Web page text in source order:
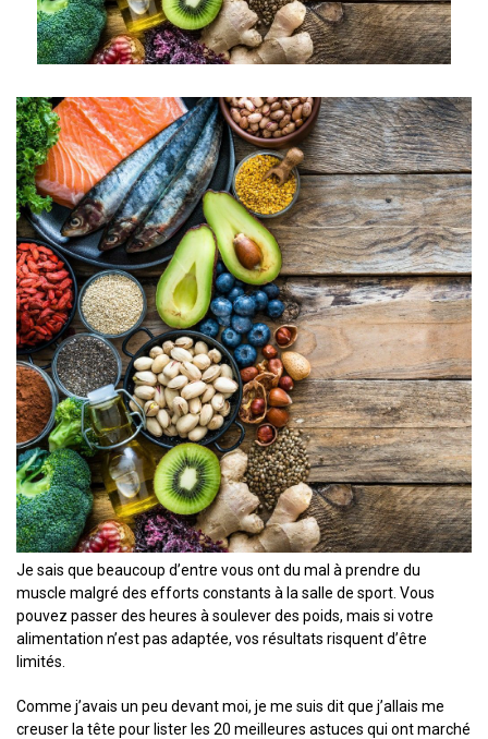
Je sais que beaucoup d’entre vous ont du mal à prendre du
muscle malgré des efforts constants à la salle de sport. Vous
pouvez passer des heures à soulever des poids, mais si votre
alimentation n’est pas adaptée, vos résultats risquent d’être
limités.
Comme j’avais un peu devant moi, je me suis dit que j’allais me
creuser la tête pour lister les 20 meilleures astuces qui ont marché